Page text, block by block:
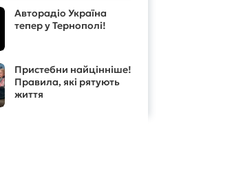
Авторадіо Україна
тепер у Тернополі!
Пристебни найцінніше!
Правила, які рятують
життя